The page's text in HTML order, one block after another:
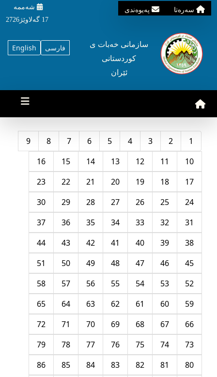
سه‌ره‌تا په‌یوه‌ندی
شه‌ممه‌
17 گه‌لاوێژ2726
English فارسی
سازمانی خه‌بات ی
کوردستانی
ئێران
1
2
3
4
5
6
7
8
9
10
11
12
13
14
15
16
17
18
19
20
21
22
23
24
25
26
27
28
29
30
31
32
33
34
35
36
37
38
39
40
41
42
43
44
45
46
47
48
49
50
51
52
53
54
55
56
57
58
59
60
61
62
63
64
65
66
67
68
69
70
71
72
73
74
75
76
77
78
79
80
81
82
83
84
85
86